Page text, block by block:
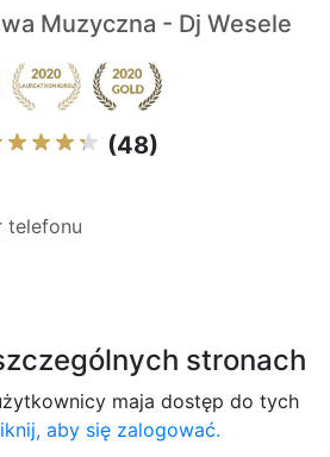
Muzyczna - Dj Wesele
(48)
telefonu
stronach
maja dostęp do tych
aby się zalogować.